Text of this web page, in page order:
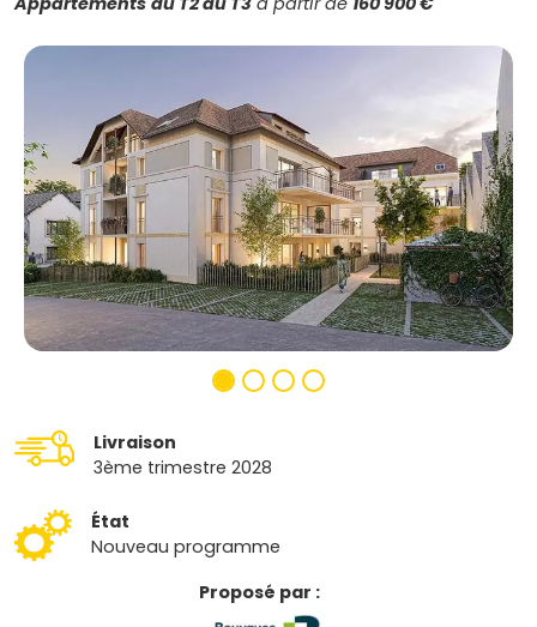
Livraison
3ème trimestre 2028
État
Nouveau programme
Proposé par :